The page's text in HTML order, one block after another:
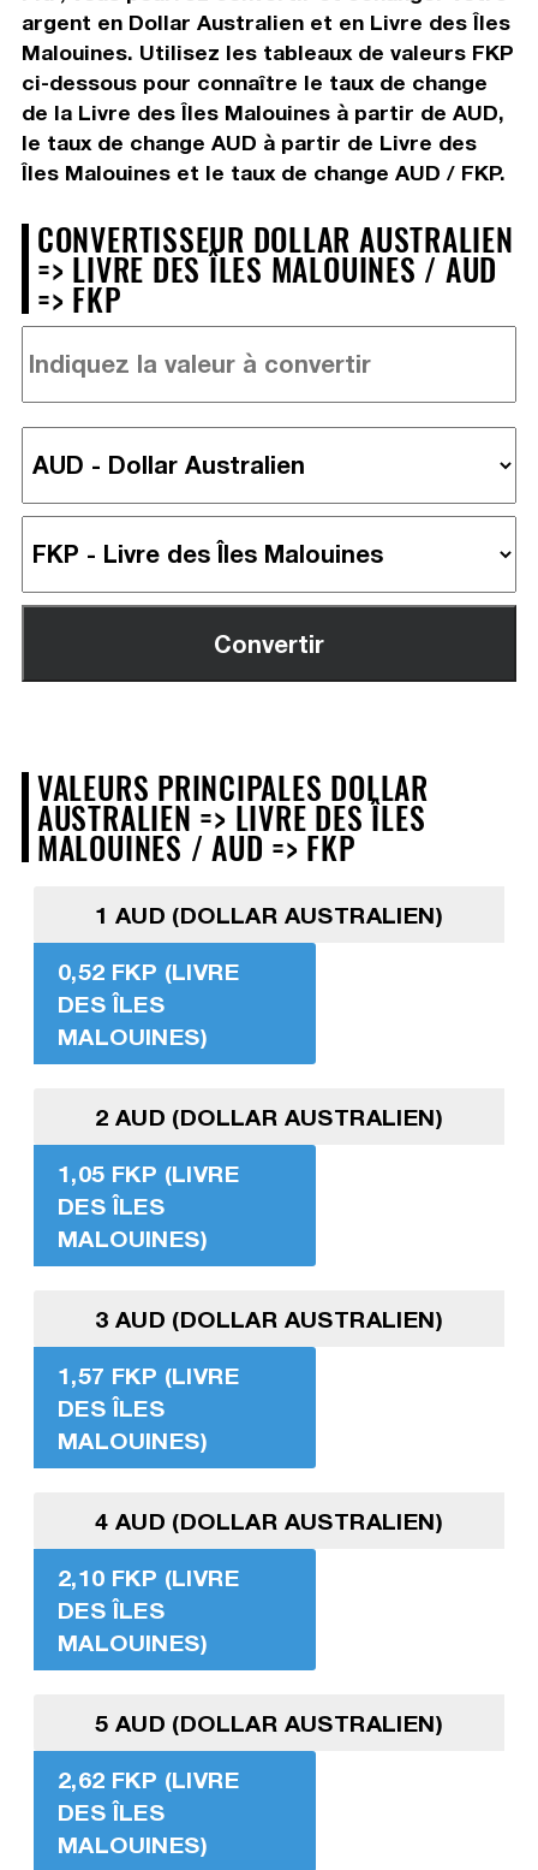
argent en Dollar Australien et en Livre des Îles
Malouines. Utilisez les tableaux de valeurs FKP
ci-dessous pour connaître le taux de change
de la Livre des Îles Malouines à partir de AUD,
le taux de change AUD à partir de Livre des
Îles Malouines et le taux de change AUD / FKP.
CONVERTISSEUR DOLLAR AUSTRALIEN
=> LIVRE DES ÎLES MALOUINES / AUD
=> FKP
VALEURS PRINCIPALES DOLLAR
AUSTRALIEN => LIVRE DES ÎLES
MALOUINES / AUD => FKP
1 AUD (DOLLAR AUSTRALIEN)
0,52 FKP (LIVRE
DES ÎLES
MALOUINES)
2 AUD (DOLLAR AUSTRALIEN)
1,05 FKP (LIVRE
DES ÎLES
MALOUINES)
3 AUD (DOLLAR AUSTRALIEN)
1,57 FKP (LIVRE
DES ÎLES
MALOUINES)
4 AUD (DOLLAR AUSTRALIEN)
2,10 FKP (LIVRE
DES ÎLES
MALOUINES)
5 AUD (DOLLAR AUSTRALIEN)
2,62 FKP (LIVRE
DES ÎLES
MALOUINES)